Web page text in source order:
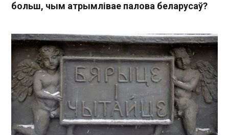
больш, чым атрымлівае палова беларусаў?